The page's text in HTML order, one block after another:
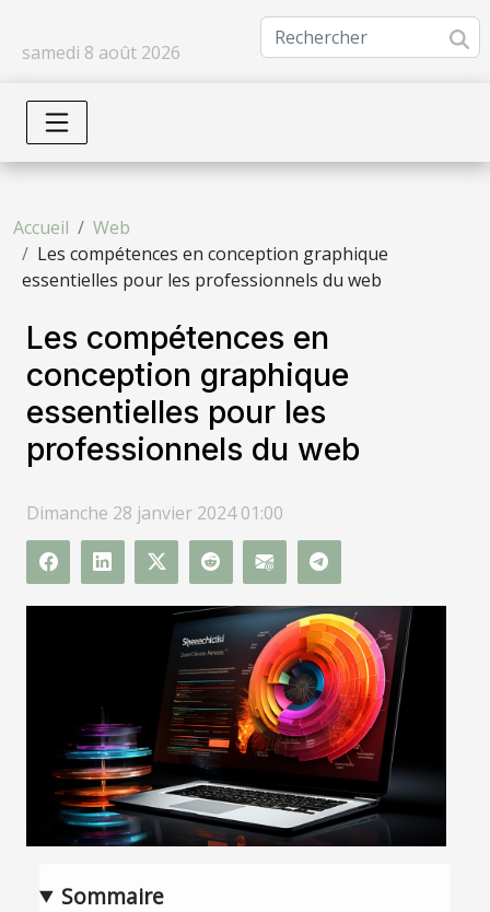
samedi 8 août 2026
Accueil
Web
Les compétences en conception graphique
essentielles pour les professionnels du web
Les compétences en
conception graphique
essentielles pour les
professionnels du web
Dimanche 28 janvier 2024 01:00
Sommaire